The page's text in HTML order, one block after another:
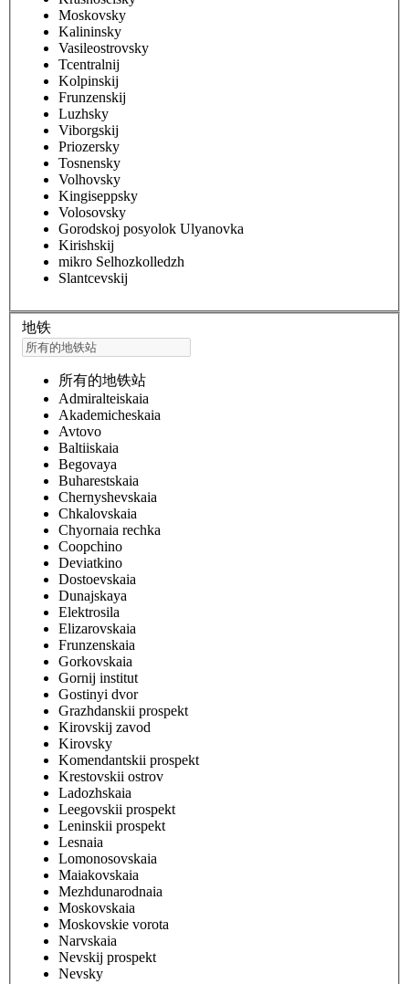
Moskovsky
Kalininsky
Vasileostrovsky
Tcentralnij
Kolpinskij
Frunzenskij
Luzhsky
Viborgskij
Priozersky
Tosnensky
Volhovsky
Kingiseppsky
Volosovsky
Gorodskoj posyolok Ulyanovka
Kirishskij
mikro Selhozkolledzh
Slantcevskij
地铁
所有的地铁站
Admiralteiskaia
Akademicheskaia
Avtovo
Baltiiskaia
Begovaya
Buharestskaia
Chernyshevskaia
Chkalovskaia
Chyornaia rechka
Coopchino
Deviatkino
Dostoevskaia
Dunajskaya
Elektrosila
Elizarovskaia
Frunzenskaia
Gorkovskaia
Gornij institut
Gostinyi dvor
Grazhdanskii prospekt
Kirovskij zavod
Kirovsky
Komendantskii prospekt
Krestovskii ostrov
Ladozhskaia
Leegovskii prospekt
Leninskii prospekt
Lesnaia
Lomonosovskaia
Maiakovskaia
Mezhdunarodnaia
Moskovskaia
Moskovskie vorota
Narvskaia
Nevskij prospekt
Nevsky